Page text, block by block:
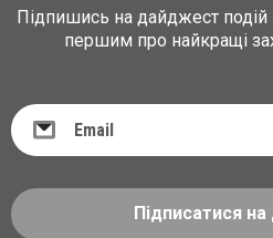
Підпишись на дайджест подій
першим про найкращі
Підписатися